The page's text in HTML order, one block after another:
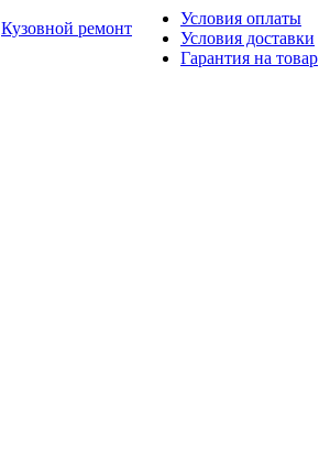
Кузовной ремонт
Условия оплаты
Условия доставки
Гарантия на товар